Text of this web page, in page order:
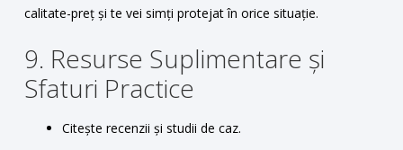
calitate-preț și te vei simți protejat în orice situație.
9. Resurse Suplimentare și
Sfaturi Practice
Citește recenzii și studii de caz.